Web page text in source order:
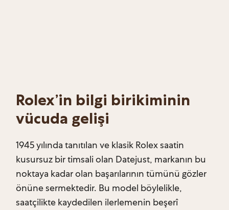
Rolex’in bilgi birikiminin
vücuda gelişi
1945 yılında tanıtılan ve klasik Rolex saatin
kusursuz bir timsali olan Datejust, markanın bu
noktaya kadar olan başarılarının tümünü gözler
önüne sermektedir. Bu model böylelikle,
saatçilikte kaydedilen ilerlemenin beşerî